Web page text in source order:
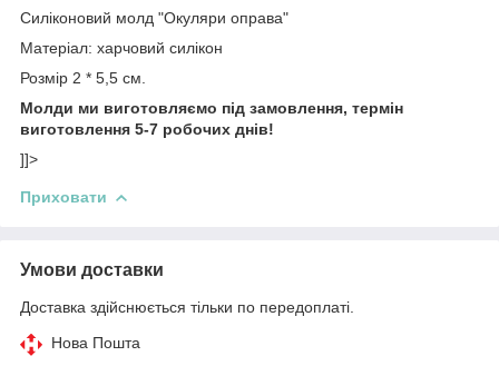
Силіконовий молд "Окуляри оправа"
Матеріал: харчовий силікон
Розмір 2 * 5,5 см.
Молди ми виготовляємо під замовлення, термін
виготовлення 5-7 робочих днів!
]]>
Приховати
Умови доставки
Доставка здійснюється тільки по передоплаті.
Нова Пошта